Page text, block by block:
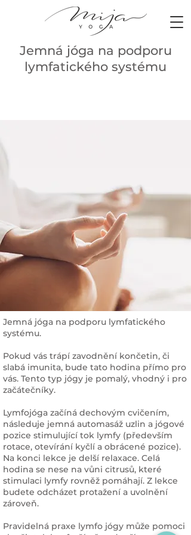
Jemná jóga na podporu
lymfatického systému
Jemná jóga na podporu lymfatického
systému.
Pokud vás trápí zavodnění končetin, či
slabá imunita, bude tato hodina přímo pro
vás. Tento typ jógy je pomalý, vhodný i pro
začátečníky.
Lymfojóga začíná dechovým cvičením,
následuje jemná automasáž uzlin a jógové
pozice stimulující tok lymfy (především
rotace, otevírání kyčlí a obrácené pozice).
Na konci lekce je delší relaxace. Celá
hodina se nese na vůni citrusů, které
stimulaci lymfy rovněž pomáhají. Z lekce
budete odcházet protažení a uvolnění
zároveň.
Pravidelná praxe lymfo jógy může pomoci